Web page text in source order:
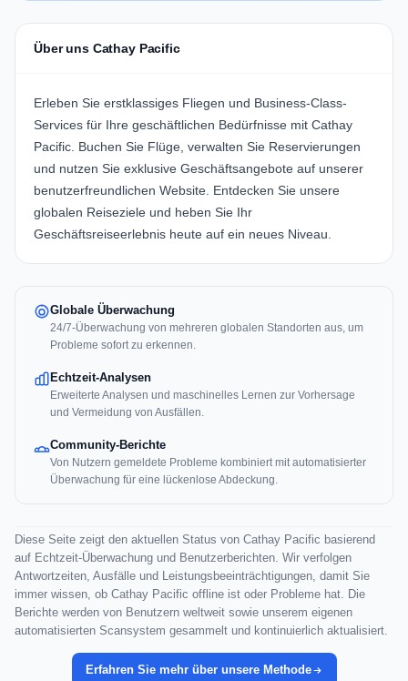
Über uns Cathay Pacific
Erleben Sie erstklassiges Fliegen und Business-Class-
Services für Ihre geschäftlichen Bedürfnisse mit Cathay
Pacific. Buchen Sie Flüge, verwalten Sie Reservierungen
und nutzen Sie exklusive Geschäftsangebote auf unserer
benutzerfreundlichen Website. Entdecken Sie unsere
globalen Reiseziele und heben Sie Ihr
Geschäftsreiseerlebnis heute auf ein neues Niveau.
Globale Überwachung
24/7-Überwachung von mehreren globalen Standorten aus, um
Probleme sofort zu erkennen.
Echtzeit-Analysen
Erweiterte Analysen und maschinelles Lernen zur Vorhersage
und Vermeidung von Ausfällen.
Community-Berichte
Von Nutzern gemeldete Probleme kombiniert mit automatisierter
Überwachung für eine lückenlose Abdeckung.
Diese Seite zeigt den aktuellen Status von Cathay Pacific basierend
auf Echtzeit-Überwachung und Benutzerberichten. Wir verfolgen
Antwortzeiten, Ausfälle und Leistungsbeeinträchtigungen, damit Sie
immer wissen, ob Cathay Pacific offline ist oder Probleme hat. Die
Berichte werden von Benutzern weltweit sowie unserem eigenen
automatisierten Scansystem gesammelt und kontinuierlich aktualisiert.
Erfahren Sie mehr über unsere Methode